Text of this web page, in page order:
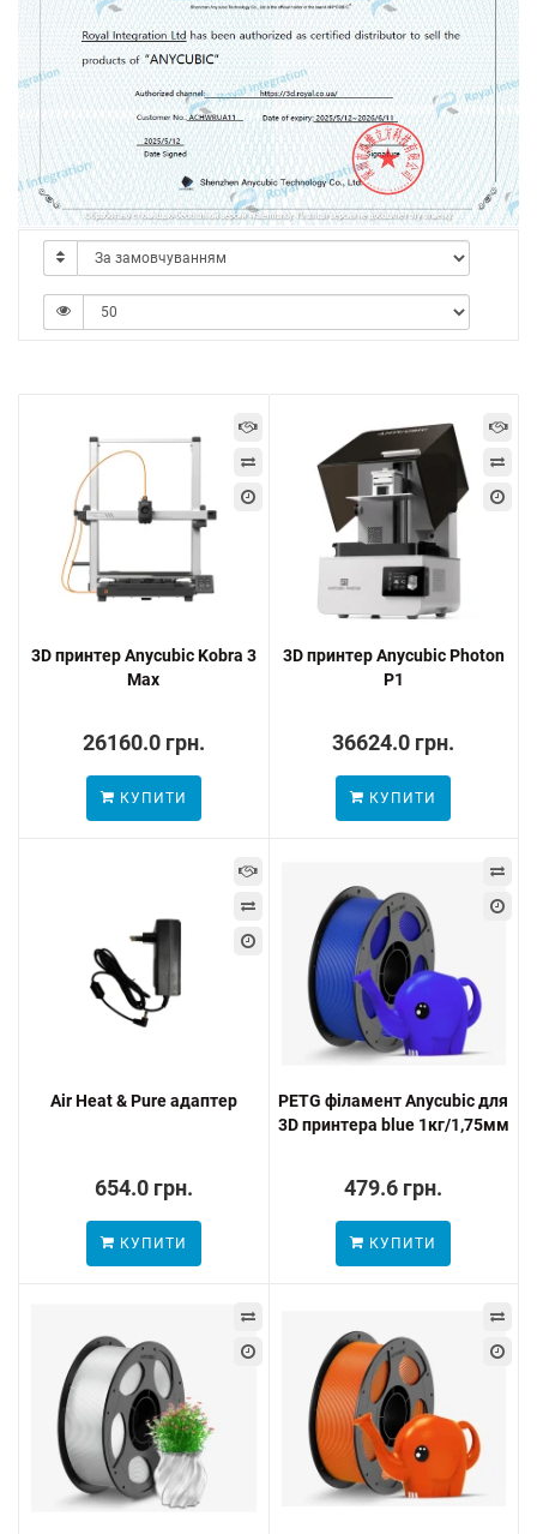
3D принтер Anycubic Kobra 3
Max
26160.0 грн.
КУПИТИ
3D принтер Anycubic Photon
P1
36624.0 грн.
КУПИТИ
Air Heat & Pure адаптер
654.0 грн.
КУПИТИ
PETG філамент Anycubic для
3D принтера blue 1кг/1,75мм
479.6 грн.
КУПИТИ